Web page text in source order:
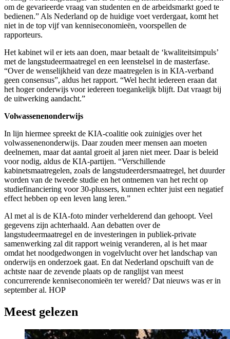
om de gevarieerde vraag van studenten en de arbeidsmarkt goed te
bedienen.” Als Nederland op de huidige voet verdergaat, komt het
niet in de top vijf van kenniseconomieën, voorspellen de
rapporteurs.
Het kabinet wil er iets aan doen, maar betaalt de ‘kwaliteitsimpuls’
met de langstudeermaatregel en een leenstelsel in de masterfase.
“Over de wenselijkheid van deze maatregelen is in KIA-verband
geen consensus”, aldus het rapport. “Wel hecht iedereen eraan dat
het hoger onderwijs voor iedereen toegankelijk blijft. Dat vraagt bij
de uitwerking aandacht.”
Volwassenenonderwijs
In lijn hiermee spreekt de KIA-coalitie ook zuinigjes over het
volwassenenonderwijs. Daar zouden meer mensen aan moeten
deelnemen, maar dat aantal groeit al jaren niet meer. Daar is beleid
voor nodig, aldus de KIA-partijen. “Verschillende
kabinetsmaatregelen, zoals de langstudeerdersmaatregel, het duurder
worden van de tweede studie en het ontnemen van het recht op
studiefinanciering voor 30-plussers, kunnen echter juist een negatief
effect hebben op een leven lang leren.”
Al met al is de KIA-foto minder verhelderend dan gehoopt. Veel
gegevens zijn achterhaald. Aan debatten over de
langstudeermaatregel en de investeringen in publiek-private
samenwerking zal dit rapport weinig veranderen, al is het maar
omdat het noodgedwongen in vogelvlucht over het landschap van
onderwijs en onderzoek gaat. En dat Nederland opschuift van de
achtste naar de zevende plaats op de ranglijst van meest
concurrerende kenniseconomieën ter wereld? Dat nieuws was er in
september al. HOP
Meest gelezen